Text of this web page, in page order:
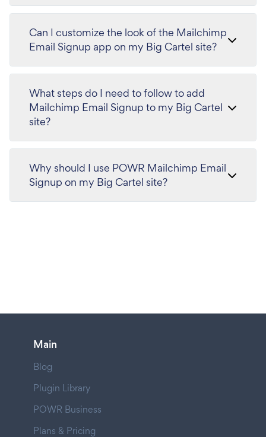
Can I customize the look of the Mailchimp
Email Signup app on my Big Cartel site?
What steps do I need to follow to add
Mailchimp Email Signup to my Big Cartel
site?
Why should I use POWR Mailchimp Email
Signup on my Big Cartel site?
Main
Blog
Plugin Library
POWR Business
Plans & Pricing